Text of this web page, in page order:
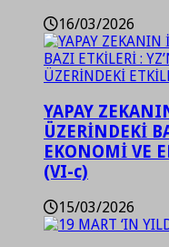
16/03/2026
YAPAY
ÜZERİNDEKİ
EKONOMİ VE
(VI-c)
15/03/2026